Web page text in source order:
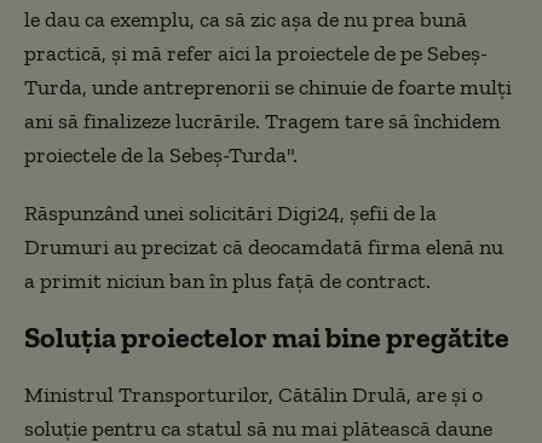
le dau ca exemplu, ca să zic așa de nu prea bună
practică, și mă refer aici la proiectele de pe Sebeș-
Turda, unde antreprenorii se chinuie de foarte mulți
ani să finalizeze lucrările. Tragem tare să închidem
proiectele de la Sebeș-Turda".
Răspunzând unei solicitări Digi24, șefii de la
Drumuri au precizat că deocamdată firma elenă nu
a primit niciun ban în plus față de contract.
Soluția proiectelor mai bine pregătite
Ministrul Transporturilor, Cătălin Drulă, are și o
soluție pentru ca statul să nu mai plătească daune